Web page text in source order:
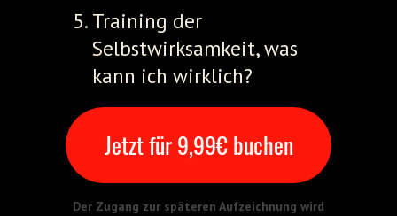
Training der
Selbstwirksamkeit, was
kann ich wirklich?
Jetzt für 9,99€ buchen
Der Zugang zur späteren Aufzeichnung wird